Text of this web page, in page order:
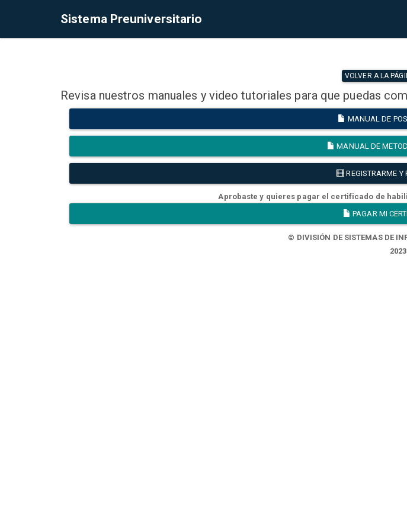
Sistema Preuniversitario
VOLVER A LA
Revisa nuestros manuales y video tutoriales para que puedas
MANUAL DE
MANUAL DE
REGISTRARME Y
Aprobaste y quieres pagar el certificado de
PAGAR MI
© DIVISIÓN DE SISTEMAS DE
2023